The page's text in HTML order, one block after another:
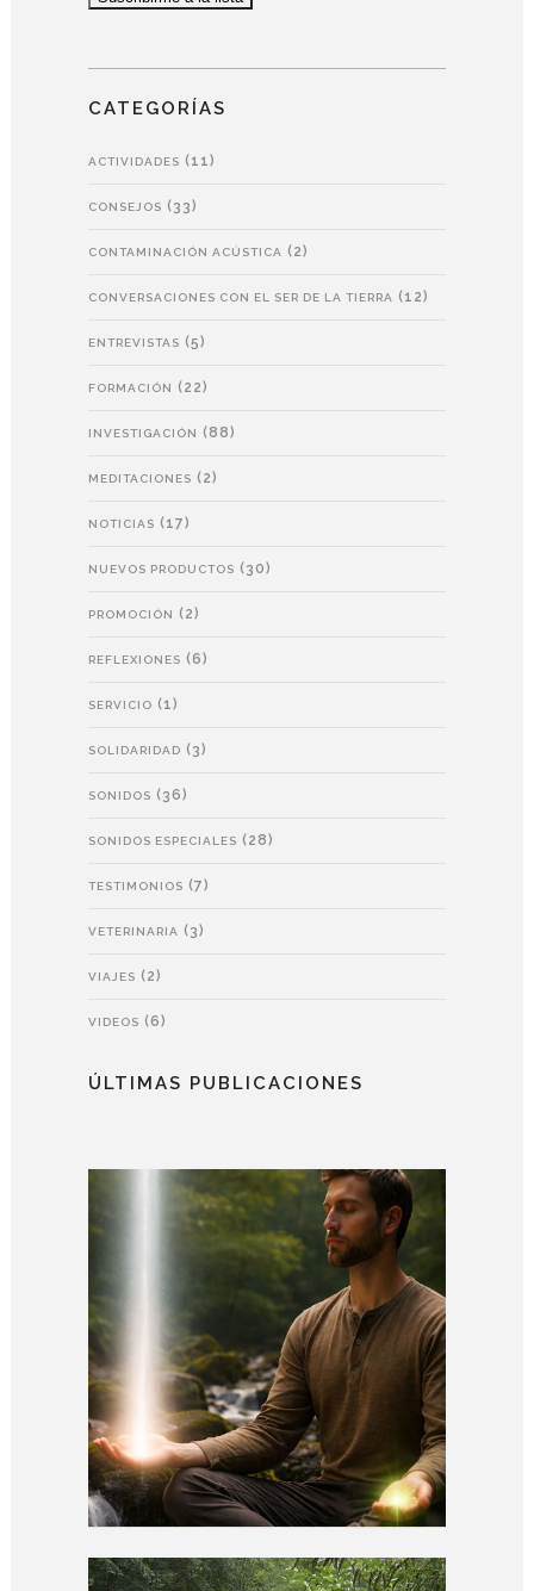
CATEGORÍAS
ACTIVIDADES (11)
CONSEJOS (33)
CONTAMINACIÓN ACÚSTICA (2)
CONVERSACIONES CON EL SER DE LA TIERRA (12)
ENTREVISTAS (5)
FORMACIÓN (22)
INVESTIGACIÓN (88)
MEDITACIONES (2)
NOTICIAS (17)
NUEVOS PRODUCTOS (30)
PROMOCIÓN (2)
REFLEXIONES (6)
SERVICIO (1)
SOLIDARIDAD (3)
SONIDOS (36)
SONIDOS ESPECIALES (28)
TESTIMONIOS (7)
VETERINARIA (3)
VIAJES (2)
VIDEOS (6)
ÚLTIMAS PUBLICACIONES